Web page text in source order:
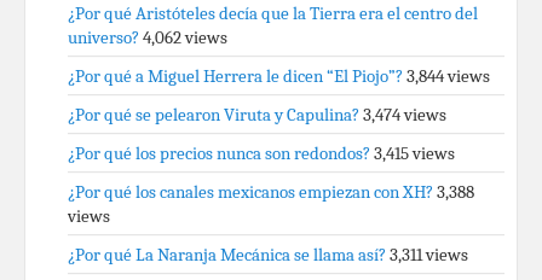
¿Por qué Aristóteles decía que la Tierra era el centro del
universo? 4,062 views
¿Por qué a Miguel Herrera le dicen “El Piojo”? 3,844 views
¿Por qué se pelearon Viruta y Capulina? 3,474 views
¿Por qué los precios nunca son redondos? 3,415 views
¿Por qué los canales mexicanos empiezan con XH? 3,388
views
¿Por qué La Naranja Mecánica se llama así? 3,311 views